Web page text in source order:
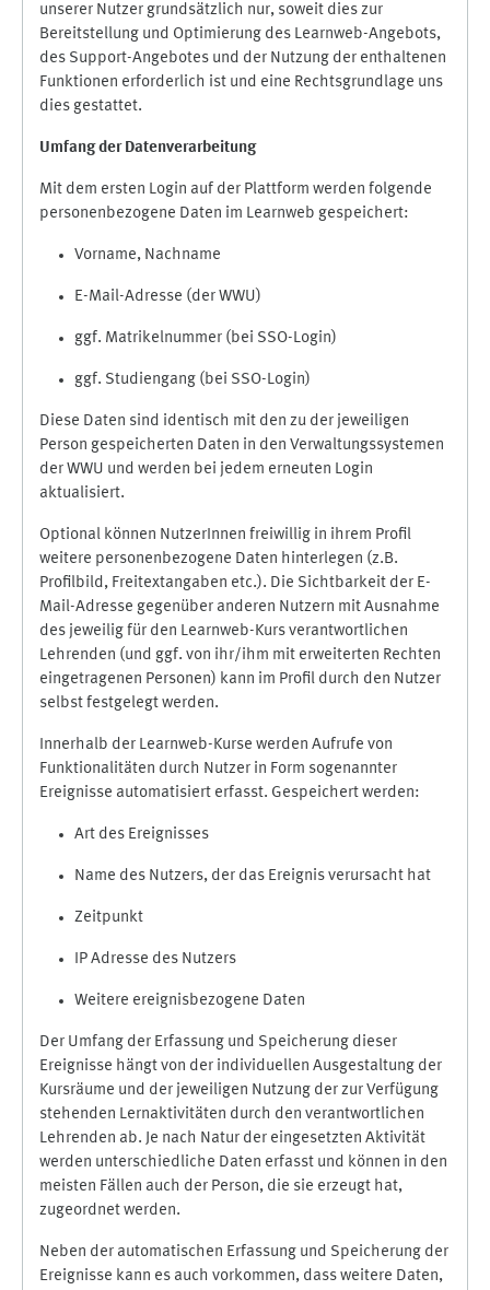
unserer Nutzer grundsätzlich nur, soweit dies zur
Bereitstellung und Optimierung des Learnweb-Angebots,
des Support-Angebotes und der Nutzung der enthaltenen
Funktionen erforderlich ist und eine Rechtsgrundlage uns
dies gestattet.
Umfang der Datenverarbeitung
Mit dem ersten Login auf der Plattform werden folgende
personenbezogene Daten im Learnweb gespeichert:
Vorname, Nachname
E-Mail-Adresse (der WWU)
ggf. Matrikelnummer (bei SSO-Login)
ggf. Studiengang (bei SSO-Login)
Diese Daten sind identisch mit den zu der jeweiligen
Person gespeicherten Daten in den Verwaltungssystemen
der WWU und werden bei jedem erneuten Login
aktualisiert.
Optional können NutzerInnen freiwillig in ihrem Profil
weitere personenbezogene Daten hinterlegen (z.B.
Profilbild, Freitextangaben etc.). Die Sichtbarkeit der E-
Mail-Adresse gegenüber anderen Nutzern mit Ausnahme
des jeweilig für den Learnweb-Kurs verantwortlichen
Lehrenden (und ggf. von ihr/ihm mit erweiterten Rechten
eingetragenen Personen) kann im Profil durch den Nutzer
selbst festgelegt werden.
Innerhalb der Learnweb-Kurse werden Aufrufe von
Funktionalitäten durch Nutzer in Form sogenannter
Ereignisse automatisiert erfasst. Gespeichert werden:
Art des Ereignisses
Name des Nutzers, der das Ereignis verursacht hat
Zeitpunkt
IP Adresse des Nutzers
Weitere ereignisbezogene Daten
Der Umfang der Erfassung und Speicherung dieser
Ereignisse hängt von der individuellen Ausgestaltung der
Kursräume und der jeweiligen Nutzung der zur Verfügung
stehenden Lernaktivitäten durch den verantwortlichen
Lehrenden ab. Je nach Natur der eingesetzten Aktivität
werden unterschiedliche Daten erfasst und können in den
meisten Fällen auch der Person, die sie erzeugt hat,
zugeordnet werden.
Neben der automatischen Erfassung und Speicherung der
Ereignisse kann es auch vorkommen, dass weitere Daten,